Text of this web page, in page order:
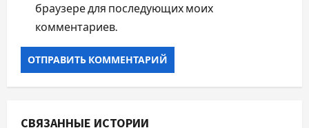
браузере для последующих моих
комментариев.
СВЯЗАННЫЕ ИСТОРИИ